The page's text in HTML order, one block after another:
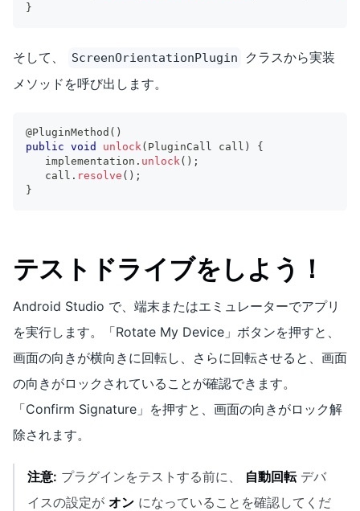
}
そして、 ScreenOrientationPlugin
クラスから実装
メソッドを呼び出します。
@PluginMethod ( )
public void unlock ( PluginCall call )
{
   implementation
. unlock ( ) ;
   call
. resolve ( ) ;
}
テストドライブをしよう！
Android Studio で、端末またはエミュレーターでアプリ
を実行します。「Rotate My Device」ボタンを押すと、
画面の向きが横向きに回転し、さらに回転させると、画面
の向きがロックされていることが確認できます。
「Confirm Signature」を押すと、画面の向きがロック解
除されます。
注意: プラグインをテストする前に、 自動回転デバ
イスの設定が オン になっていることを確認してくだ